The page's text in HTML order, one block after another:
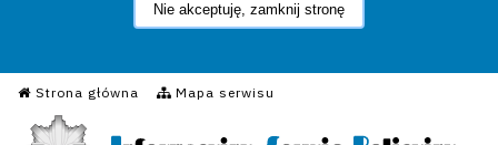
Nie akceptuję, zamknij stronę
Strona główna Mapa serwisu
Informacyjny Serwis